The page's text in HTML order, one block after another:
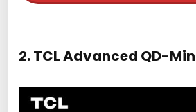
2. TCL Advanced QD-